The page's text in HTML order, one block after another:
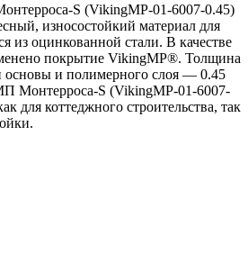
S (VikingMP-01-6007-0.45)
износостойкий материал для
из оцинкованной стали. В качестве
покрытие VikingMP®. Толщина
основы и полимерного слоя — 0.45
Монтерроса-S (VikingMP-01-6007-
для коттеджного строительства, так